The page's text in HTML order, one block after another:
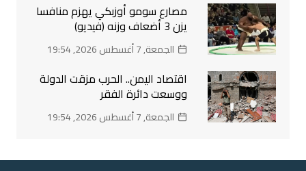
مصارع سومو أوزبكي يهزم منافسا
يزن 3 أضعاف وزنه (فيديو)
الجمعة, 7 أغسطس 2026, 19:54
اقتصاد اليمن.. الحرب مزقت الدولة
ووسعت دائرة الفقر
الجمعة, 7 أغسطس 2026, 19:54